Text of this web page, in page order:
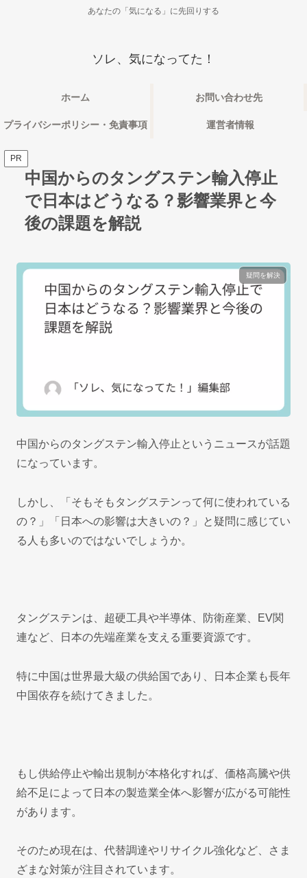
あなたの「気になる」に先回りする
ソレ、気になってた！
ホーム お問い合わせ先
プライバシーポリシー・免責事項 運営者情報
PR
中国からのタングステン輸入停止
で日本はどうなる？影響業界と今
後の課題を解説
疑問を解決
中国からのタングステン輸入停止というニュースが話題
になっています。
しかし、「そもそもタングステンって何に使われている
の？」「日本への影響は大きいの？」と疑問に感じてい
る人も多いのではないでしょうか。
タングステンは、超硬工具や半導体、防衛産業、EV関
連など、日本の先端産業を支える重要資源です。
特に中国は世界最大級の供給国であり、日本企業も長年
中国依存を続けてきました。
もし供給停止や輸出規制が本格化すれば、価格高騰や供
給不足によって日本の製造業全体へ影響が広がる可能性
があります。
そのため現在は、代替調達やリサイクル強化など、さま
ざまな対策が注目されています。